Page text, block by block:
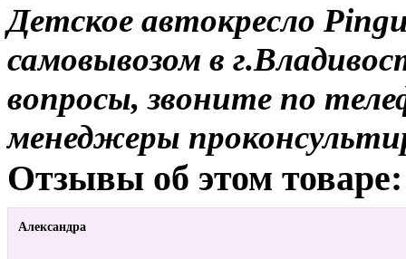
Детское автокресло
самовывозом в
вопросы, звоните по
менеджеры
Отзывы об этом товаре:
Александра